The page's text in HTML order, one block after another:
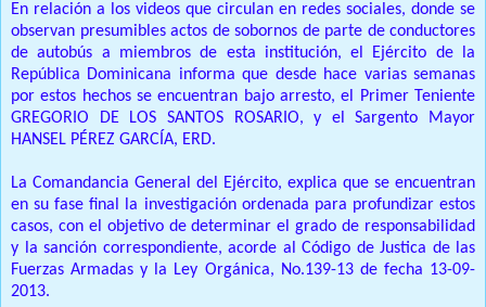
En relación a los videos que circulan en redes sociales, donde se
observan presumibles actos de sobornos de parte de conductores
de autobús a miembros de esta institución, el Ejército de la
República Dominicana informa que desde hace varias semanas
por estos hechos se encuentran bajo arresto, el Primer Teniente
GREGORIO DE LOS SANTOS ROSARIO, y el Sargento Mayor
HANSEL PÉREZ GARCÍA, ERD.
La Comandancia General del Ejército, explica que se encuentran
en su fase final la investigación ordenada para profundizar estos
casos, con el objetivo de determinar el grado de responsabilidad
y la sanción correspondiente, acorde al Código de Justica de las
Fuerzas Armadas y la Ley Orgánica, No.139-13 de fecha 13-09-
2013.